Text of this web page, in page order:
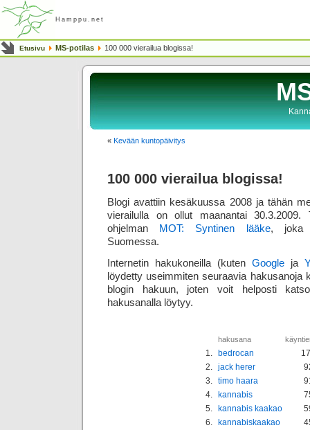
Hamppu.net
Etusivu MS-potilas 100 000 vierailua blogissa!
« Kevään kuntopäivitys
100 000 vierailua blogissa!
Blogi avattiin kesäkuussa 2008 ja tähän
vierailulla on ollut maanantai 30.3.2009.
ohjelman MOT: Syntinen lääke, joka
Suomessa.
Internetin hakukoneilla (kuten Google ja
löydetty useimmiten seuraavia hakusanoja
blogin hakuun, joten voit helposti
hakusanalla löytyy.
hakusana
1. bedrocan
2.
jack herer
3.
timo haara
4.
kannabis
5.
kannabis kaakao
6.
kannabiskaakao